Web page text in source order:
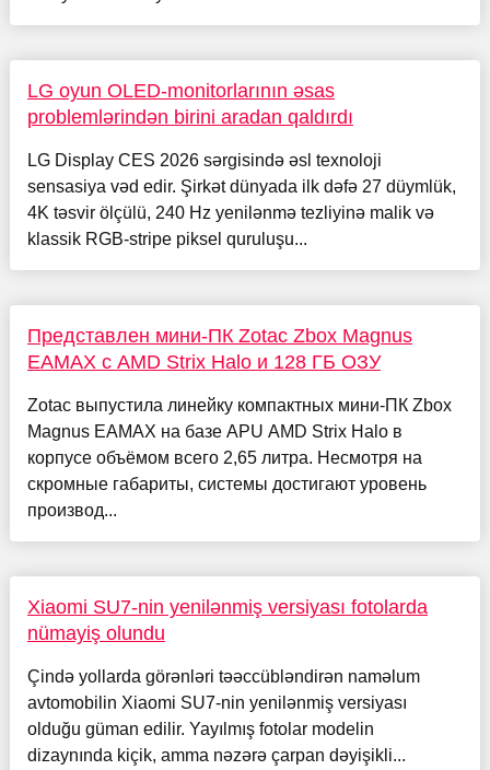
LG oyun OLED-monitorlarının əsas
problemlərindən birini aradan qaldırdı
LG Display CES 2026 sərgisində əsl texnoloji
sensasiya vəd edir. Şirkət dünyada ilk dəfə 27 düymlük,
4K təsvir ölçülü, 240 Hz yenilənmə tezliyinə malik və
klassik RGB-stripe piksel quruluşu...
Представлен мини-ПК Zotac Zbox Magnus
EAMAX с AMD Strix Halo и 128 ГБ ОЗУ
Zotac выпустила линейку компактных мини-ПК Zbox
Magnus EAMAX на базе APU AMD Strix Halo в
корпусе объёмом всего 2,65 литра. Несмотря на
скромные габариты, системы достигают уровень
производ...
Xiaomi SU7-nin yenilənmiş versiyası fotolarda
nümayiş olundu
Çində yollarda görənləri təəccübləndirən naməlum
avtomobilin Xiaomi SU7-nin yenilənmiş versiyası
olduğu güman edilir. Yayılmış fotolar modelin
dizaynında kiçik, amma nəzərə çarpan dəyişikli...